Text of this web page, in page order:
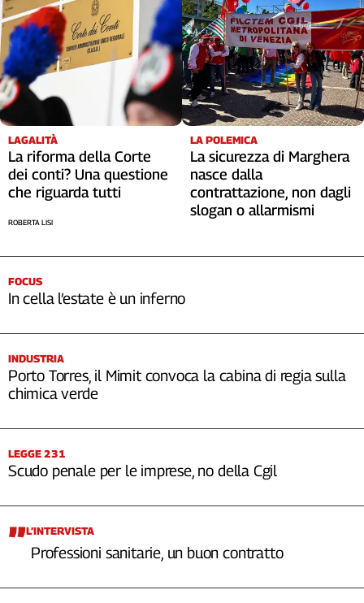
LAGALITÀ
La riforma della Corte
dei conti? Una questione
che riguarda tutti
ROBERTA LISI
LA POLEMICA
La sicurezza di Marghera
nasce dalla
contrattazione, non dagli
slogan o allarmismi
FOCUS
In cella l’estate è un inferno
INDUSTRIA
Porto Torres, il Mimit convoca la cabina di regia sulla
chimica verde
LEGGE 231
Scudo penale per le imprese, no della Cgil
L’INTERVISTA
Professioni sanitarie, un buon contratto